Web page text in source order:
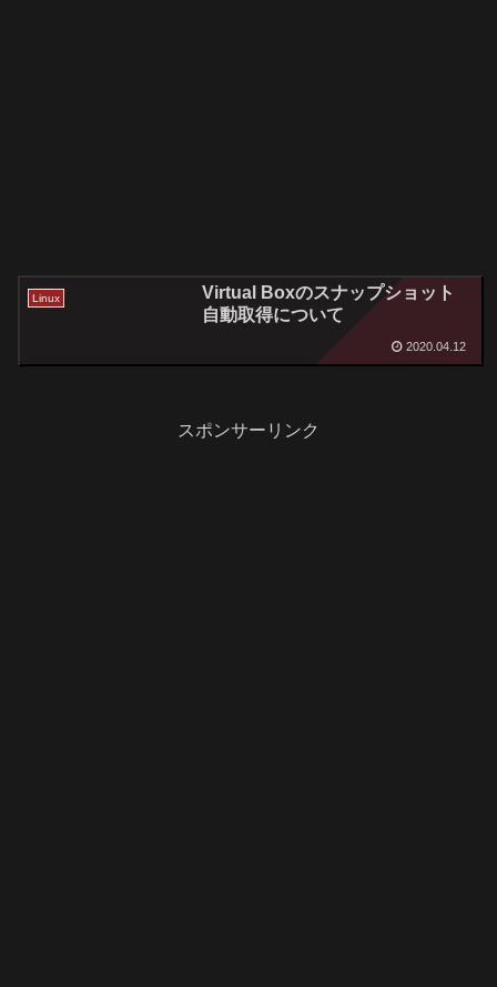
Linux
Virtual Boxのスナップショット
自動取得について
2020.04.12
スポンサーリンク